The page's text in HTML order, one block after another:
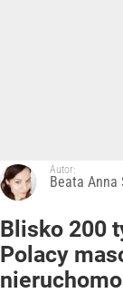
Autor:
Beata Anna
Blisko 200
Polacy